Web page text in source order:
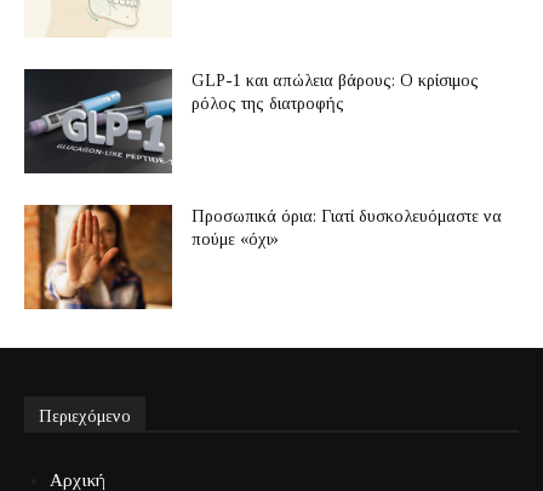
GLP-1 και απώλεια βάρους: Ο κρίσιμος
ρόλος της διατροφής
Προσωπικά όρια: Γιατί δυσκολευόμαστε να
πούμε «όχι»
Περιεχόμενο
Αρχική